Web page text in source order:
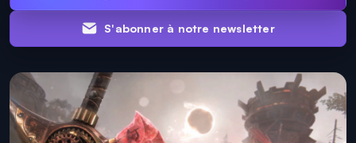
S'abonner à notre newsletter